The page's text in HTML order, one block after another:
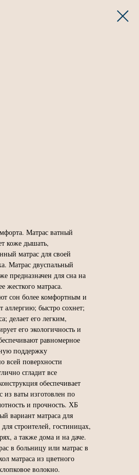
Матрас ватный
коже дышать,
матрас для своей
Матрас двуспальный
предназначен для сна на
жесткого матраса.
сон более комфортным и
аллергию; быстро сохнет;
делает его легким,
его экологичность и
равномерное
поддержку
всей поверхности
сгладит все
обеспечивает
из ваты изготовлен по
и прочность. ХБ
вариант матраса для
строителей, гостиницах,
а также дома и на даче.
в больницу или матрас в
матраса из цветного
волокно.